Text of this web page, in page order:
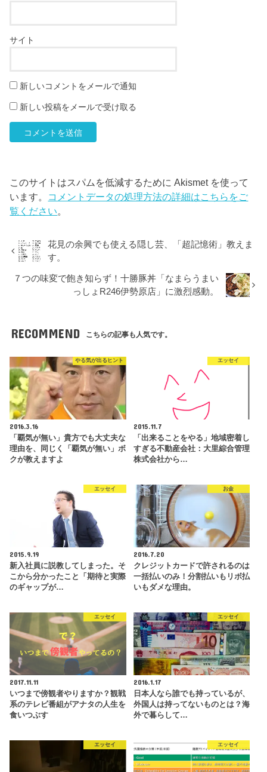
サイト
新しいコメントをメールで通知
新しい投稿をメールで受け取る
このサイトはスパムを低減するために Akismet を使って
います。 コメントデータの処理方法の詳細はこちらをご
覧ください。
花見の余興でも使える隠し芸、「超記憶術」教えま
す。
７つの味変で飽き知らず！十勝豚丼「なまらうまい
っしょR246伊勢原店」に激烈感動。
RECOMMEND こちらの記事も人気です。
やる気が出るヒント
2016.3.16
「覇気が無い」貴方でも大丈夫な
理由を、同じく「覇気が無い」ボ
クが教えますよ
エッセイ
2015.11.7
「出来ることをやる」地域密着し
すぎる不動産会社：大里綜合管理
株式会社から…
エッセイ
2015.9.19
新入社員に説教してしまった。そ
こから分かったこと「期待と実際
のギャップが…
お金
2016.7.20
クレジットカードで許されるのは
一括払いのみ！分割払いもリボ払
いもダメな理由。
エッセイ
2017.11.11
いつまで傍観者やりますか？観戦
系のテレビ番組がアナタの人生を
食いつぶす
エッセイ
2016.1.17
日本人なら誰でも持っているが、
外国人は持ってないものとは？海
外で暮らして…
エッセイ エッセイ